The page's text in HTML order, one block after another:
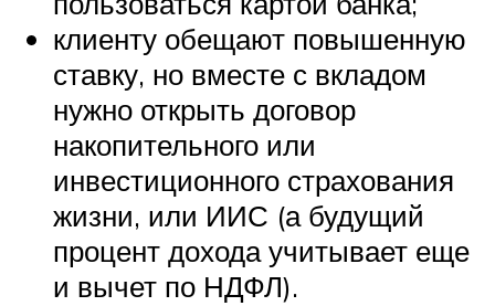
клиенту обещают повышенную
ставку, но вместе с вкладом
нужно открыть договор
накопительного или
инвестиционного страхования
жизни, или ИИС (а будущий
процент дохода учитывает еще
и вычет по НДФЛ).